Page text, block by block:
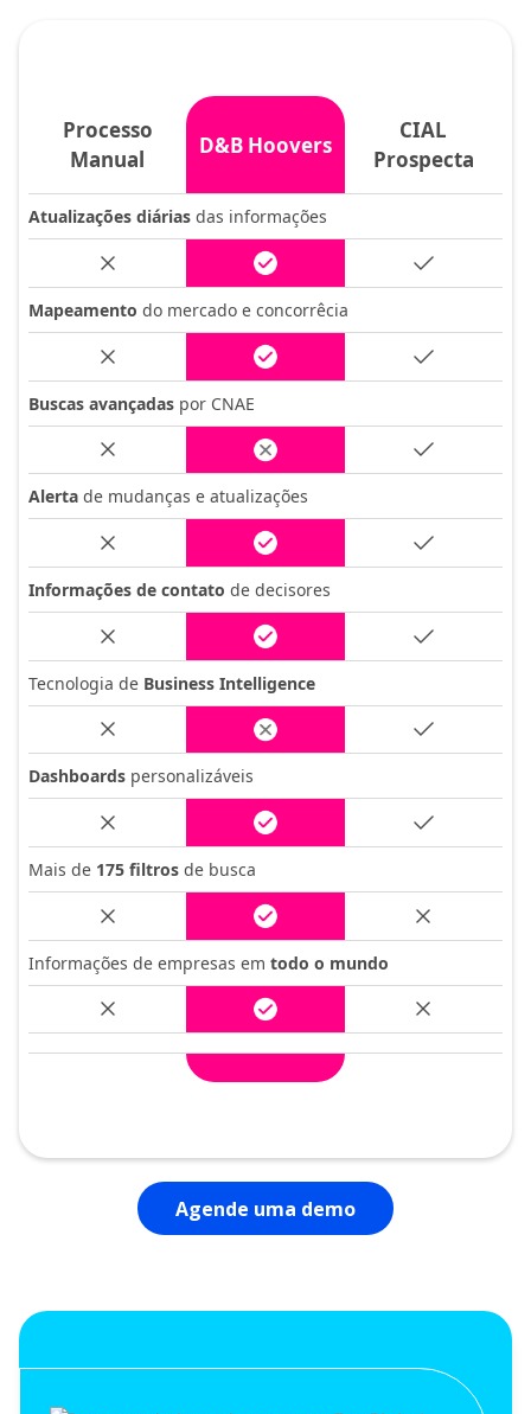
Processo
Manual
D&B Hoovers
CIAL
Prospecta
Atualizações diárias das informações
Mapeamento do mercado e concorrêcia
Buscas avançadas por CNAE
Alerta de mudanças e atualizações
Informações de contato de decisores
Tecnologia de Business Intelligence
Dashboards personalizáveis
Mais de 175 filtros de busca
Informações de empresas em todo o mundo
Agende uma demo